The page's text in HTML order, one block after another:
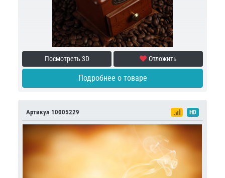
Посмотреть 3D Отложить
Подробнее о товаре
Артикул 10005229 HD